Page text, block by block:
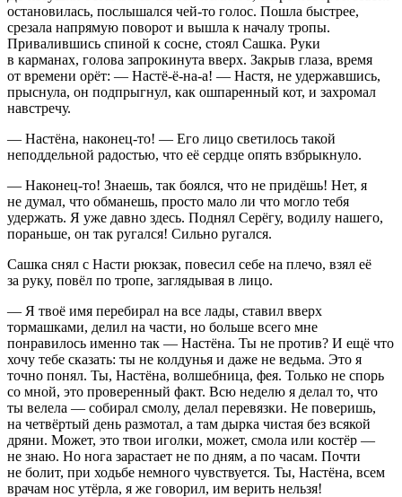
остановилась, послышался чей-то голос. Пошла быстрее,
срезала напрямую поворот и вышла к началу тропы.
Привалившись спиной к сосне, стоял Сашка. Руки
в карманах, голова запрокинута вверх. Закрыв глаза, время
от времени орёт: — Настё-ё-на-а! — Настя, не удержавшись,
прыснула, он подпрыгнул, как ошпаренный кот, и захромал
навстречу.
— Настёна, наконец-то! — Его лицо светилось такой
неподдельной радостью, что её сердце опять взбрыкнуло.
— Наконец-то! Знаешь, так боялся, что не придёшь! Нет, я
не думал, что обманешь, просто мало ли что могло тебя
удержать. Я уже давно здесь. Поднял Серёгу, водилу нашего,
пораньше, он так ругался! Сильно ругался.
Сашка снял с Насти рюкзак, повесил себе на плечо, взял её
за руку, повёл по тропе, заглядывая в лицо.
— Я твоё имя перебирал на все лады, ставил вверх
тормашками, делил на части, но больше всего мне
понравилось именно так — Настёна. Ты не против? И ещё что
хочу тебе сказать: ты не колдунья и даже не ведьма. Это я
точно понял. Ты, Настёна, волшебница, фея. Только не спорь
со мной, это проверенный факт. Всю неделю я делал то, что
ты велела — собирал смолу, делал перевязки. Не поверишь,
на четвёртый день размотал, а там дырка чистая без всякой
дряни. Может, это твои иголки, может, смола или костёр —
не знаю. Но нога зарастает не по дням, а по часам. Почти
не болит, при ходьбе немного чувствуется. Ты, Настёна, всем
врачам нос утёрла, я же говорил, им верить нельзя!